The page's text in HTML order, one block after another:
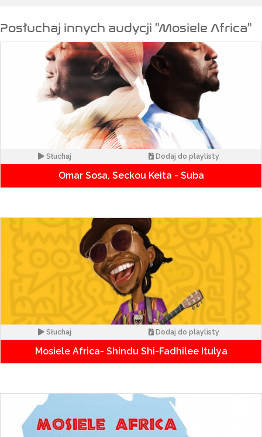
Posłuchaj innych audycji "Mosiele Africa"
Słuchaj Dodaj do playlisty
Omar Sosa, Seckou Keita - Suba
Słuchaj Dodaj do playlisty
Mosiele Africa- Shindu Shi-Fadhilee Itulya